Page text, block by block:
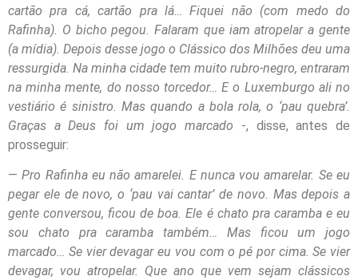
cartão pra cá, cartão pra lá… Fiquei não (com medo do
Rafinha). O bicho pegou. Falaram que iam atropelar a gente
(a mídia). Depois desse jogo o Clássico dos Milhões deu uma
ressurgida. Na minha cidade tem muito rubro-negro, entraram
na minha mente, do nosso torcedor… E o Luxemburgo ali no
vestiário é sinistro. Mas quando a bola rola, o ‘pau quebra’.
Graças a Deus foi um jogo marcado -, disse, antes de
prosseguir:
—Pro Rafinha eu não amarelei. E nunca vou amarelar. Se eu
pegar ele de novo, o ‘pau vai cantar’ de novo. Mas depois a
gente conversou, ficou de boa. Ele é chato pra caramba e eu
sou chato pra caramba também… Mas ficou um jogo
marcado… Se vier devagar eu vou com o pé por cima. Se vier
devagar, vou atropelar. Que ano que vem sejam clássicos